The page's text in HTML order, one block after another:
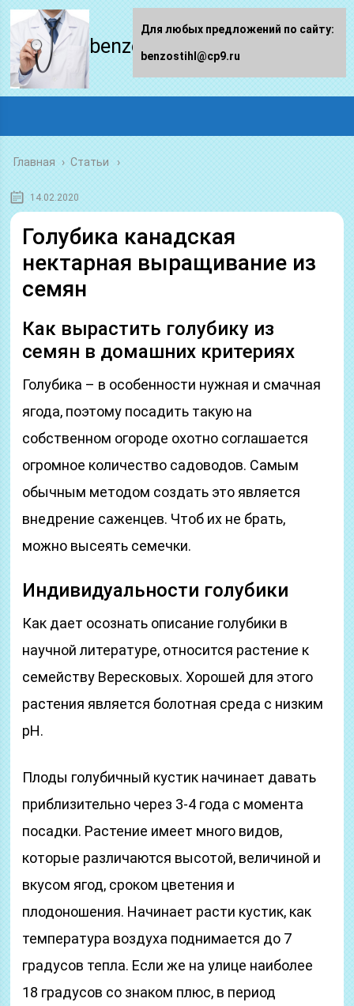
benzostihl.ru
Главная › Статьи
14.02.2020
Голубика канадская
нектарная выращивание из
семян
Как вырастить голубику из
семян в домашних критериях
Голубика – в особенности нужная и смачная
ягода, поэтому посадить такую ​​на
собственном огороде охотно соглашается
огромное количество садоводов. Самым
обычным методом создать это является
внедрение саженцев. Чтоб их не брать,
можно высеять семечки.
Индивидуальности голубики
Как дает осознать описание голубики в
научной литературе, относится растение к
семейству Вересковых. Хорошей для этого
растения является болотная среда с низким
pH.
Плоды голубичный кустик начинает давать
приблизительно через 3-4 года с момента
посадки. Растение имеет много видов,
которые различаются высотой, величиной и
вкусом ягод, сроком цветения и
плодоношения. Начинает расти кустик, как
температура воздуха поднимается до 7
градусов тепла. Если же на улице наиболее
18 градусов со знаком плюс, в период
Для любых предложений по сайту:
benzostihl@cp9.ru